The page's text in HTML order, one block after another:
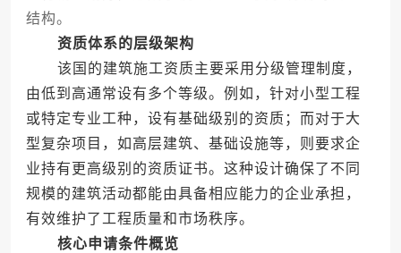
结构。
资质体系的层级架构
该国的建筑施工资质主要采用分级管理制度，
由低到高通常设有多个等级。例如，针对小型工程
或特定专业工种，设有基础级别的资质；而对于大
型复杂项目，如高层建筑、基础设施等，则要求企
业持有更高级别的资质证书。这种设计确保了不同
规模的建筑活动都能由具备相应能力的企业承担，
有效维护了工程质量和市场秩序。
核心申请条件概览